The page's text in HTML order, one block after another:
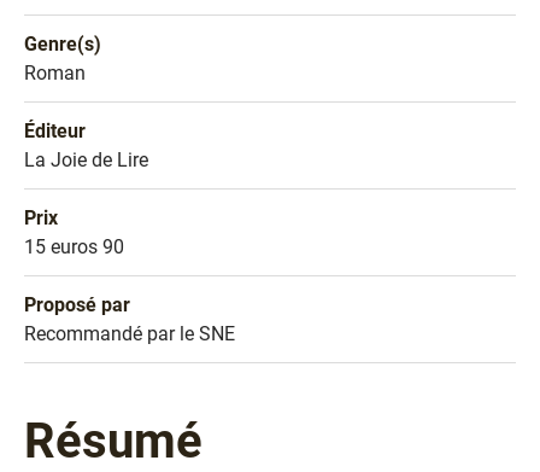
Genre(s)
Genre littéraire
Roman
Éditeur
Éditeur
La Joie de Lire
Prix
Prix
15 euros 90
Proposé par
Sélection
Recommandé par le SNE
Résumé